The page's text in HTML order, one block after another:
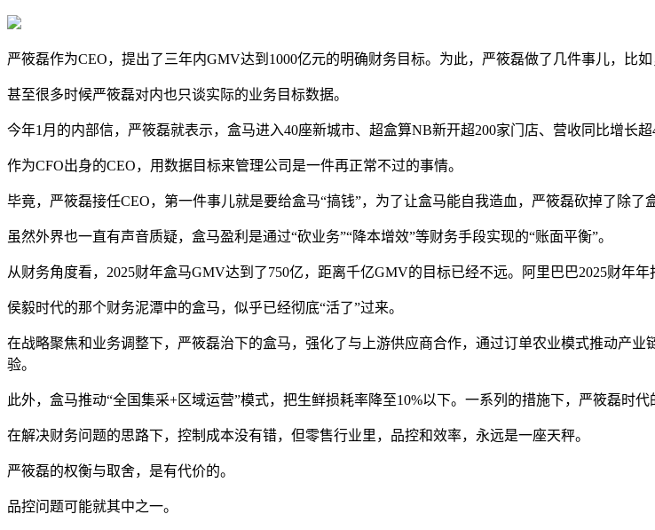
严筱磊作为CEO，提出了三年内GMV达到1000亿元的明确财务目标。为此，严筱磊做了几件事儿，比
甚至很多时候严筱磊对内也只谈实际的业务目标数据。
今年1月的内部信，严筱磊就表示，盒马进入40座新城市、超盒算NB新开超200家门店、营收同比增长超
作为CFO出身的CEO，用数据目标来管理公司是一件再正常不过的事情。
毕竟，严筱磊接任CEO，第一件事儿就是要给盒马“搞钱”，为了让盒马能自我造血，严筱磊砍掉了除了
虽然外界也一直有声音质疑，盒马盈利是通过“砍业务”“降本增效”等财务手段实现的“账面平衡”。
从财务角度看，2025财年盒马GMV达到了750亿，距离千亿GMV的目标已经不远。阿里巴巴2025财年
侯毅时代的那个财务泥潭中的盒马，似乎已经彻底“活了”过来。
在战略聚焦和业务调整下，严筱磊治下的盒马，强化了与上游供应商合作，通过订单农业模式推动产
验。
此外，盒马推动“全国集采+区域运营”模式，把‌生鲜损耗率降至10%以下‌。一系列的措施下，严筱磊时代
在解决财务问题的思路下，控制成本没有错，但零售行业里，品控和效率，永远是一座天秤。
严筱磊的权衡与取舍，是有代价的。
品控问题可能就其中之一。